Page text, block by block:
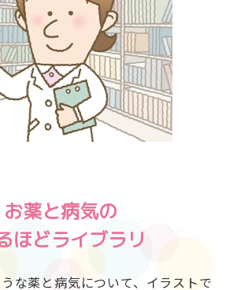
お薬と病気の
ほどライブラリ
な薬と病気について、イラストで